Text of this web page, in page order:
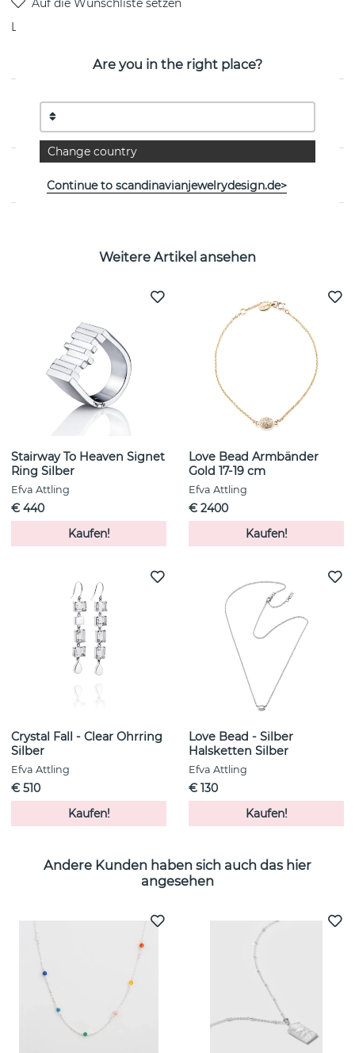
Lieferung:
PRODUKTBESCHREIBUNG
von der schwedischen Marke Efva Attling
Weitere Artikel ansehen
Stairway To Heaven Signet
Ring Silber
Efva Attling
€ 440
Kaufen!
Love Bead Armbänder
Gold 17-19 cm
Efva Attling
€ 2400
Kaufen!
Crystal Fall - Clear Ohrring
Silber
Efva Attling
€ 510
Kaufen!
Love Bead - Silber
Halsketten Silber
Efva Attling
€ 130
Kaufen!
Andere Kunden haben sich auch das hier
angesehen
Are you in the right place?
Change country
Continue to scandinavianjewelrydesign.de>